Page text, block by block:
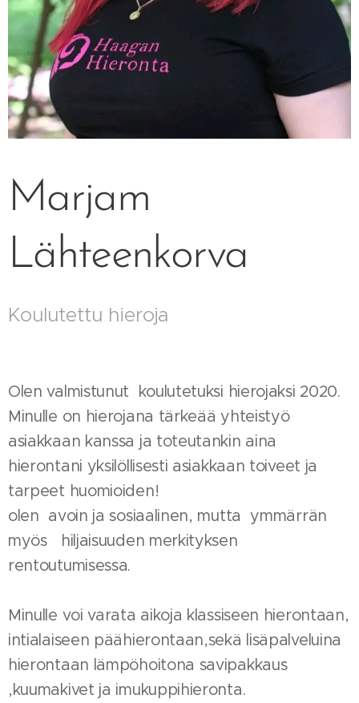
Marjam
Lähteenkorva
Koulutettu hieroja
Olen valmistunut koulutetuksi hierojaksi 2020.
Minulle on hierojana tärkeää yhteistyö
asiakkaan kanssa ja toteutankin aina
hierontani yksilöllisesti asiakkaan toiveet ja
tarpeet huomioiden!
olen avoin ja sosiaalinen, mutta ymmärrän
myös hiljaisuuden merkityksen
rentoutumisessa.
Minulle voi varata aikoja klassiseen hierontaan,
intialaiseen päähierontaan,sekä lisäpalveluina
hierontaan lämpöhoitona savipakkaus
,kuumakivet ja imukuppihieronta.